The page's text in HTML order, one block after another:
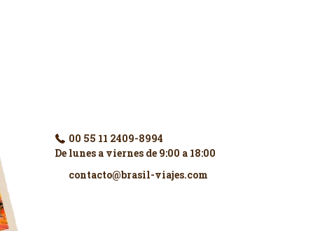
00 55 11 2409-8994
De lunes a viernes de 9:00 a 18:00
contacto@brasil-viajes.com